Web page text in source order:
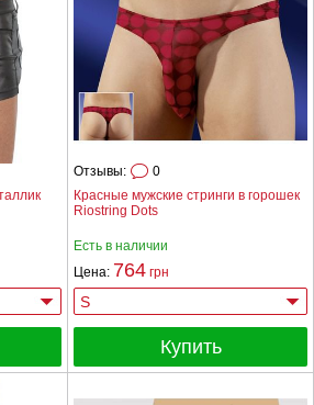
Красные мужские стринги в горошек
Riostring Dots
Отзывы: 0
Есть в наличии
Цена: 764 грн
Купить